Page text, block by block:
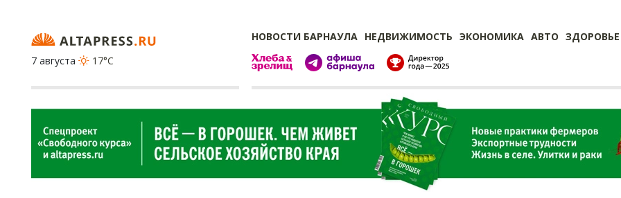
НОВОСТИ БАРНАУЛА НЕДВИЖИМОСТЬ ЭКОНОМИКА АВТО ЗДОРОВЬЕ
7 августа
17°C